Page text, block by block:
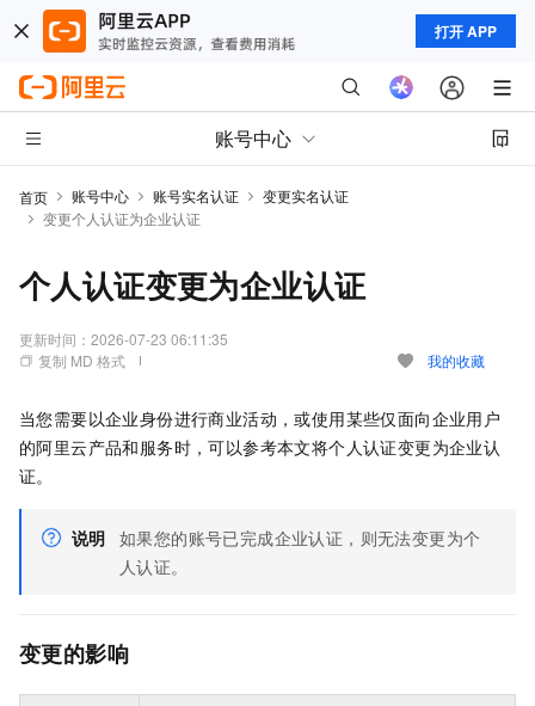
打开 APP
账号中心
首页 账号中心 账号实名认证
变更实名认证
变更个人认证为企业认证
个人认证变更为企业认证
更新时间： 2026-07-23 06:11:35
复制 MD 格式
我的收藏
当您需要以企业身份进行商业活动，或使用某些仅面向企业用户
的阿里云产品和服务时，可以参考本文将个人认证变更为企业认
证。
说明 如果您的账号已完成企业认证，则无法变更为个
人认证。
变更的影响